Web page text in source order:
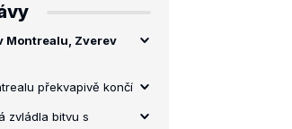
Montrealu, Zverev
překvapivě končí
zvládla bitvu s